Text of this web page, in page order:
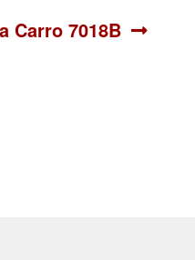
Carro 7018B